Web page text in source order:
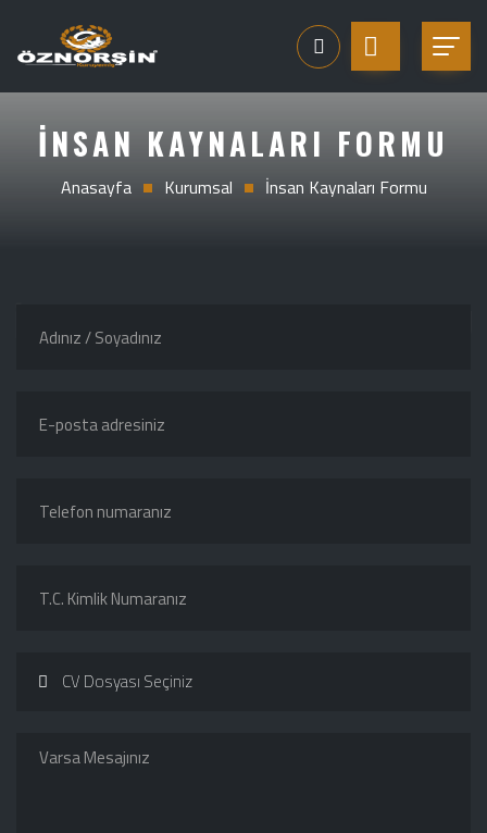
İNSAN KAYNALARI FORMU
Anasayfa Kurumsal İnsan Kaynaları Formu
CV Dosyası Seçiniz